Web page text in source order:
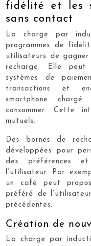
fidélité et les
sans contact
La charge par
programmes de
utilisateurs de
recharge. Elle
systèmes de
transactions et
smartphone
consommer. Cette
mutuels.
Des bornes de
développées pour
des préférences
l’utilisateur. Par
un café peut
préféré de
précédentes.
Création de
La charge par